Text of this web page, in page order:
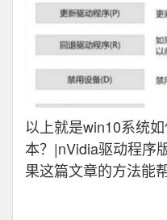
以上就是win10系统
本？|nVidia驱动程序
果这篇文章的方法能